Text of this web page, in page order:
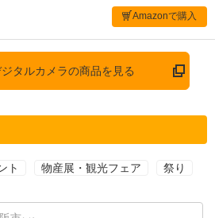
Amazonで購入
タルカメラの商品を見る
ト 物産展・観光フェア 祭り